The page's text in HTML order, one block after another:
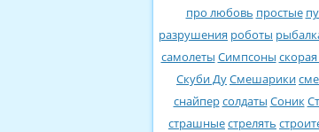
про любовь простые
разрушения роботы
самолеты Симпсоны
Скуби ДуСмешарики
снайперсолдаты Соник
страшныестрелять